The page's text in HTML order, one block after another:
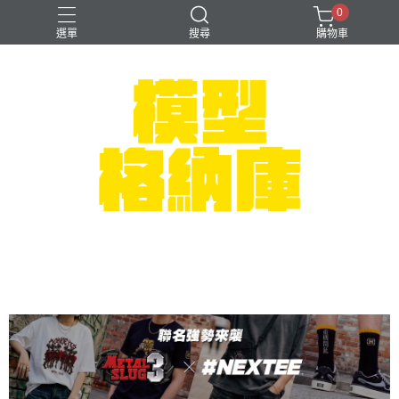
選單 搜尋
可以色色
崩壞：星穹鐵道
0
購物車